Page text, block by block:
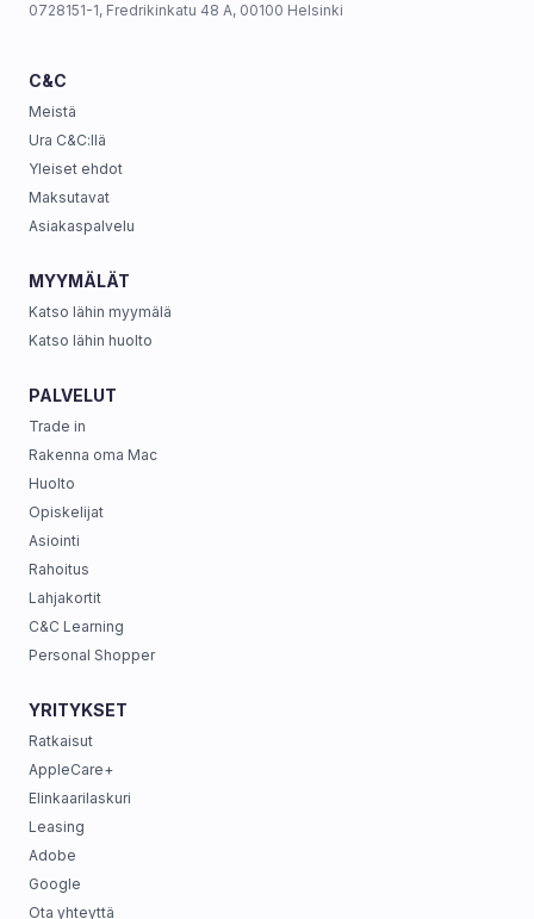
0728151-1, Fredrikinkatu 48 A, 00100 Helsinki
C&C
Meistä
Ura C&C:llä
Yleiset ehdot
Maksutavat
Asiakaspalvelu
MYYMÄLÄT
Katso lähin myymälä
Katso lähin huolto
PALVELUT
Trade in
Rakenna oma Mac
Huolto
Opiskelijat
Asiointi
Rahoitus
Lahjakortit
C&C Learning
Personal Shopper
YRITYKSET
Ratkaisut
AppleCare+
Elinkaarilaskuri
Leasing
Adobe
Google
Ota yhteyttä